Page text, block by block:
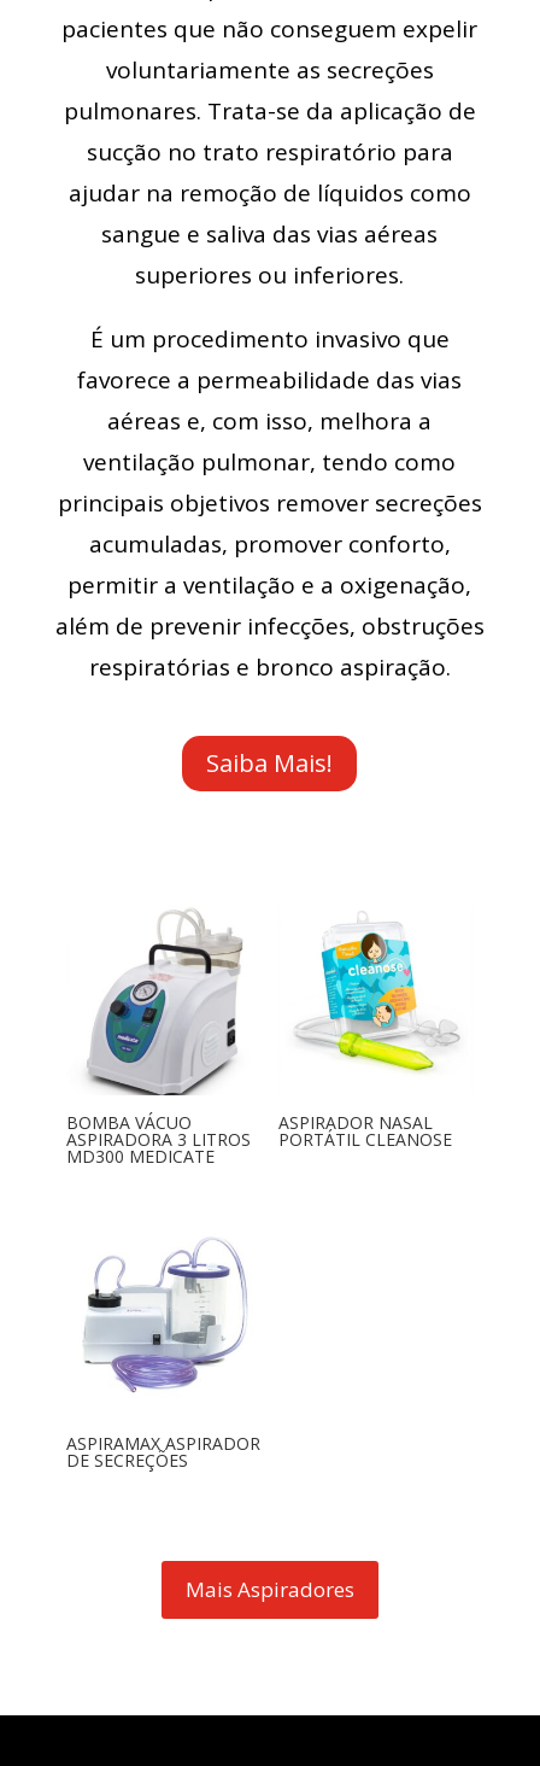
pacientes que não conseguem expelir
voluntariamente as secreções
pulmonares. Trata-se da aplicação de
sucção no trato respiratório para
ajudar na remoção de líquidos como
sangue e saliva das vias aéreas
superiores ou inferiores.
É um procedimento invasivo que
favorece a permeabilidade das vias
aéreas e, com isso, melhora a
ventilação pulmonar, tendo como
principais objetivos remover secreções
acumuladas, promover conforto,
permitir a ventilação e a oxigenação,
além de prevenir infecções, obstruções
respiratórias e bronco aspiração.
Saiba Mais!
BOMBA VÁCUO
ASPIRADORA 3 LITROS
MD300 MEDICATE
ASPIRADOR NASAL
PORTÁTIL CLEANOSE
ASPIRAMAX ASPIRADOR
DE SECREÇÕES
Mais Aspiradores